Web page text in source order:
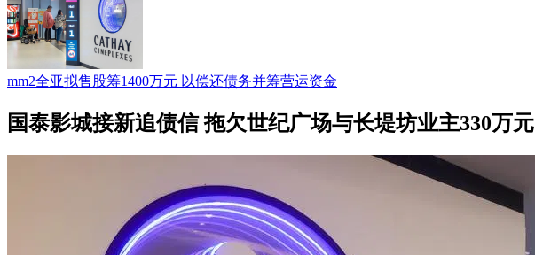
mm2全亚拟售股筹1400万元 以偿还债务并筹营运资金
国泰影城接新追债信 拖欠世纪广场与长堤坊业主330万元